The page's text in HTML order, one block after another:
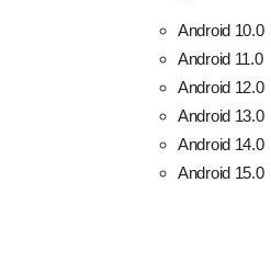
Android 10.0
Android 11.0
Android 12.0
Android 13.0
Android 14.0
Android 15.0